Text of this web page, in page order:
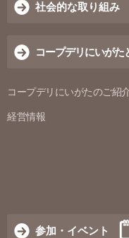
社会的な取り組み
コープデリにいがた
コープデリにいがたのご紹
経営情報
参加・イベント